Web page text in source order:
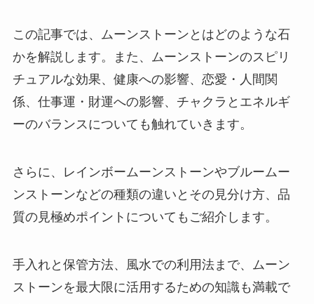
この記事では、ムーンストーンとはどのような石
かを解説します。また、ムーンストーンのスピリ
チュアルな効果、健康への影響、恋愛・人間関
係、仕事運・財運への影響、チャクラとエネルギ
ーのバランスについても触れていきます。
さらに、レインボームーンストーンやブルームー
ンストーンなどの種類の違いとその見分け方、品
質の見極めポイントについてもご紹介します。
手入れと保管方法、風水での利用法まで、ムーン
ストーンを最大限に活用するための知識も満載で